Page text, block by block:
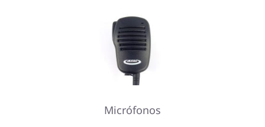
Micrófonos